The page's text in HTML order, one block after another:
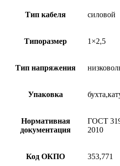
Тип кабеля силовой
Типоразмер 1×2,5
Тип напряжения
Упаковка
Нормативная
документация
ГОСТ
2010
Код ОКПО 353,771